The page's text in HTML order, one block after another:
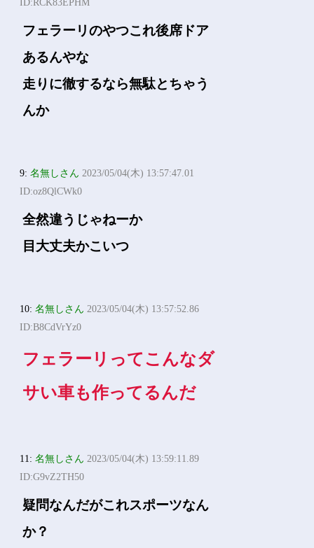
ID:RCK83EPHM
フェラーリのやつこれ後席ドア
あるんやな
走りに徹するなら無駄とちゃう
んか
9:名無しさん 2023/05/04(木) 13:57:47.01
ID:oz8QlCWk0
全然違うじゃねーか
目大丈夫かこいつ
10:名無しさん 2023/05/04(木) 13:57:52.86
ID:B8CdVrYz0
フェラーリってこんなダ
サい車も作ってるんだ
11:名無しさん 2023/05/04(木) 13:59:11.89
ID:G9vZ2TH50
疑問なんだがこれスポーツなん
か？